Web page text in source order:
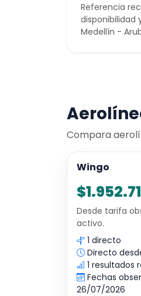
Referencia
disponibilidad
Medellín -
Compara
Wingo
Desde tarifa
activo.
1 directo
Directo
1 resultados
Fechas
26/07/2026